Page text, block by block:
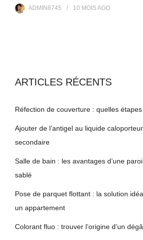
ADMIN8745 10 MOISAGO
ARTICLES RÉCENTS
Réfection de couverture : quelles
Ajouter de l’antigel au liquide
secondaire
Salle de bain : les avantages d’une
sablé
Pose de parquet flottant : la solution
un appartement
Colorant fluo : trouver l’origine d’un